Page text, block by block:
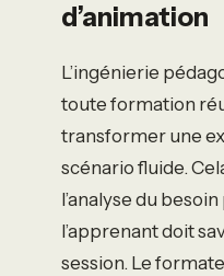
d’animation
L’ingénierie
toute formation
transformer une
scénario fluide.
l’analyse du
l’apprenant doit
session. Le